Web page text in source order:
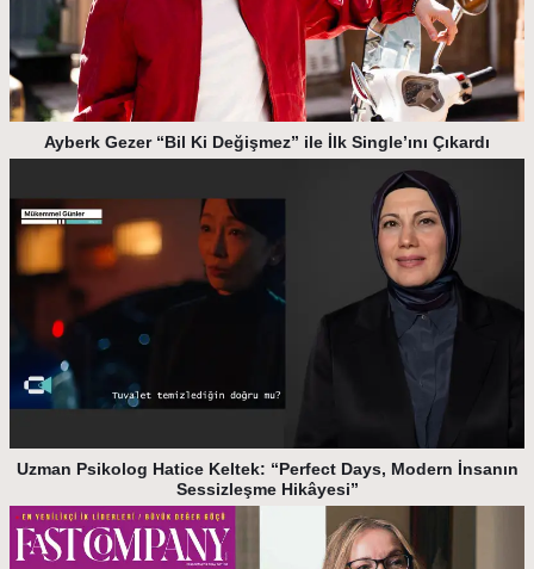
Ayberk Gezer “Bil Ki Değişmez” ile İlk Single’ını Çıkardı
Uzman Psikolog Hatice Keltek: “Perfect Days, Modern İnsanın
Sessizleşme Hikâyesi”